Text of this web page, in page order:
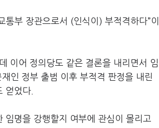
부 장관으로서 (인식이) 부적격하다”이
이어 정의당도 같은 결론을 내리면서 임
인 정부 출범 이후 부적격 판정을 내린
얻었다.
임명을 강행할지 여부에 관심이 몰리고